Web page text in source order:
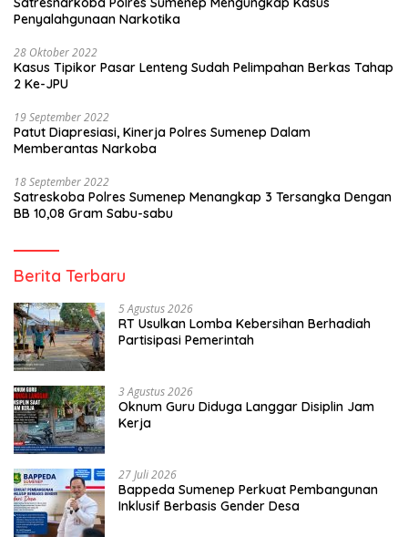
Penyalahgunaan Narkotika
28 Oktober 2022
Kasus Tipikor Pasar Lenteng Sudah Pelimpahan Berkas Tahap
2 Ke-JPU
19 September 2022
Patut Diapresiasi, Kinerja Polres Sumenep Dalam
Memberantas Narkoba
18 September 2022
Satreskoba Polres Sumenep Menangkap 3 Tersangka Dengan
BB 10,08 Gram Sabu-sabu
Berita Terbaru
5 Agustus 2026
RT Usulkan Lomba Kebersihan Berhadiah
Partisipasi Pemerintah
3 Agustus 2026
Oknum Guru Diduga Langgar Disiplin Jam
Kerja
27 Juli 2026
Bappeda Sumenep Perkuat Pembangunan
Inklusif Berbasis Gender Desa